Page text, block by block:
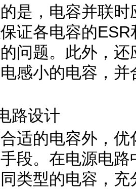
是，电容并联
证各电容的
问题。此外，
感小的电容，
路设计
适的电容外，
段。在电源电
类型的电容，